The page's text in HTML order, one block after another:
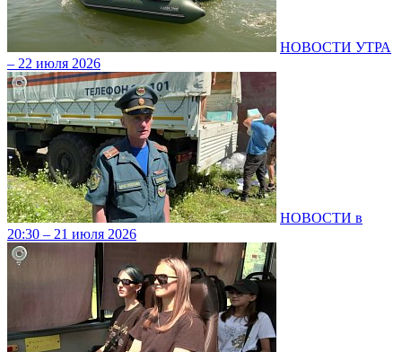
НОВОСТИ УТРА
– 22 июля 2026
НОВОСТИ в
20:30 – 21 июля 2026